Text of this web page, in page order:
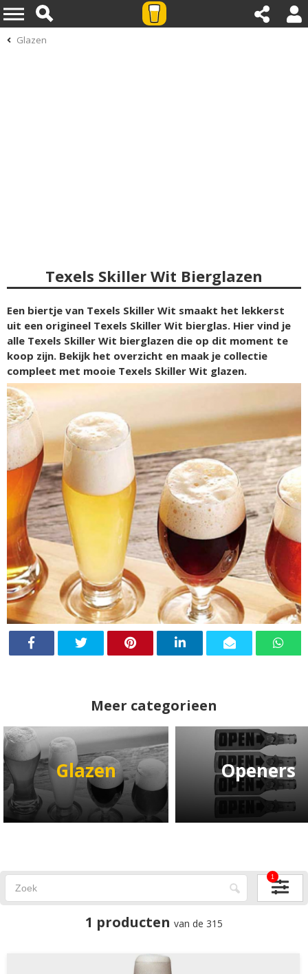
Glazen
Texels Skiller Wit Bierglazen
Een biertje van Texels Skiller Wit smaakt het lekkerst
uit een origineel Texels Skiller Wit bierglas. Hier vind je
alle Texels Skiller Wit bierglazen die op dit moment te
koop zijn. Bekijk het overzicht en maak je collectie
compleet met mooie Texels Skiller Wit glazen.
Meer categorieen
Glazen Openers
1
1 producten van de 315